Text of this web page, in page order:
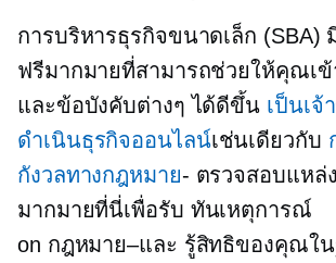
การบริหารธุรกิจขนาดเล็ก (SBA)
ฟรีมากมายที่สามารถช่วยให้คุณเข้
และข้อบังคับต่างๆ ได้ดีขึ้น เป็นเจ้
ดำเนินธุรกิจออนไลน์เช่นเดียวกับ
กังวลทางกฎหมาย- ตรวจสอบแหล่
มากมายที่นี่เพื่อรับ ทันเหตุการณ์
on กฎหมาย–และ รู้สิทธิของคุณใน